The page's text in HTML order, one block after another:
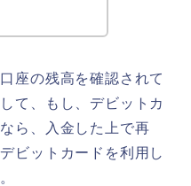
座の残高を確認されて
て、もし、デビットカ
ら、入金した上で再
ビットカードを利用し